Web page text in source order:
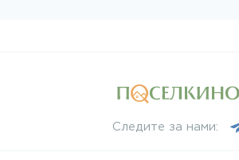
Следите за нами: